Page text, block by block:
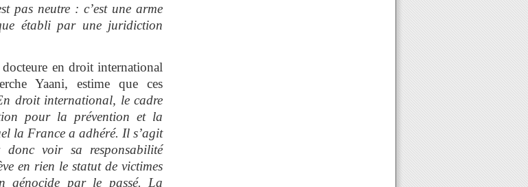
pas neutre : c’est une arme
établi par une juridiction
en droit international
Yaani, estime que ces
droit international, le cadre
pour la prévention et la
la France a adhéré. Il s’agit
voir sa responsabilité
en rien le statut de victimes
génocide par le passé. La